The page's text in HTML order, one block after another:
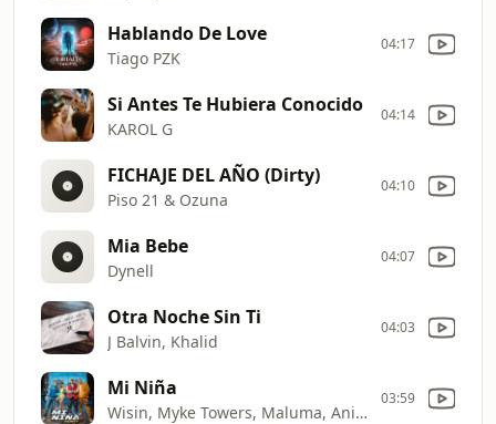
Hablando De Love
Tiago PZK
04:17
Si Antes Te Hubiera Conocido
KAROL G
04:14
FICHAJE DEL AÑO (Dirty)
Piso 21 & Ozuna
04:10
Mia Bebe
Dynell
04:07
Otra Noche Sin Ti
J Balvin, Khalid
04:03
Mi Niña
Wisin, Myke Towers, Maluma, Anitta, Los Legendarios
03:59